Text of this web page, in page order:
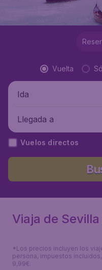
Vuelta
Ida
Llegada a
Vuelos directos
Viaja de
*Los precios incluyen los
persona, impuestos
9,99€.